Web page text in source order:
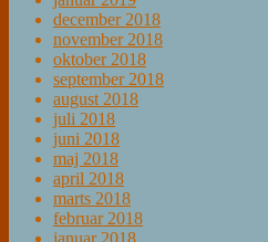
december 2018
november 2018
oktober 2018
september 2018
august 2018
juli 2018
juni 2018
maj 2018
april 2018
marts 2018
februar 2018
januar 2018